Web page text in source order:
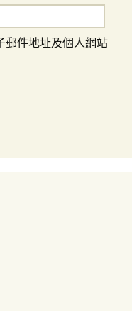
郵件地址及個人網站